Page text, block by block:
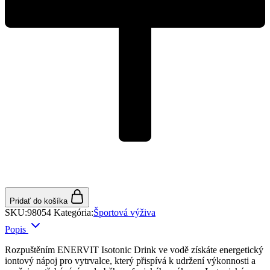
Pridať do košíka
SKU:98054 Kategória:Športová výživa
Popis
Rozpuštěním ENERVIT Isotonic Drink ve vodě získáte energetický
iontový nápoj pro vytrvalce, který přispívá k udržení výkonnosti a